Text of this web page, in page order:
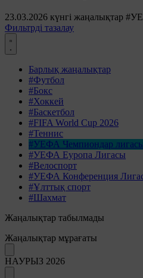
23.03.2026 күнгі жаңалықтар
Фильтрді тазалау
Барлық жаңалықтар
#Футбол
#Бокс
#Хоккей
#Баскетбол
#FIFA World Cup 2026
#Теннис
#УЕФА Чемпиондар
#УЕФА Еуропа Лигасы
#Велоспорт
#УЕФА Конференция
#Ұлттық спорт
#Шахмат
Жаңалықтар табылмады
Жаңалықтар мұрағаты
НАУРЫЗ 2026